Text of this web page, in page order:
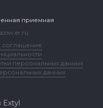
приемная
соглашение
персональных данных
данных
Extyl